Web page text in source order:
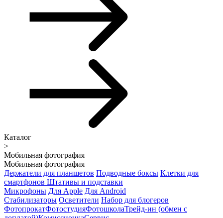
Каталог
>
Мобильная фотография
Мобильная фотография
Держатели для планшетов Подводные боксы Клетки для
смартфонов Штативы и подставки
Микрофоны Для Apple Для Android
Стабилизаторы Осветители Набор для блогеров
ФотопрокатФотостудияФотошколаТрейд-ин (обмен с